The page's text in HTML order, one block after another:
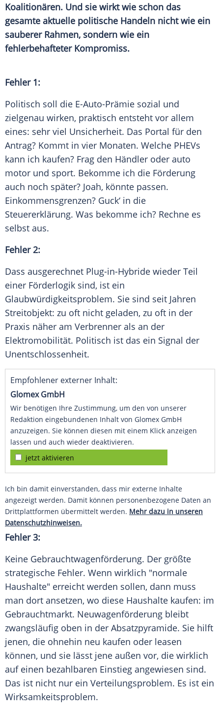
Koalitionären. Und sie wirkt wie schon das
gesamte aktuelle politische Handeln nicht wie ein
sauberer Rahmen, sondern wie ein
fehlerbehafteter Kompromiss.
Fehler 1:
Politisch soll die E-Auto-Prämie sozial und
zielgenau wirken, praktisch entsteht vor allem
eines: sehr viel Unsicherheit. Das Portal für den
Antrag? Kommt in vier Monaten. Welche PHEVs
kann ich kaufen? Frag den Händler oder auto
motor und sport. Bekomme ich die Förderung
auch noch später? Joah, könnte passen.
Einkommensgrenzen? Guck‘ in die
Steuererklärung. Was bekomme ich? Rechne es
selbst aus.
Fehler 2:
Dass ausgerechnet Plug-in-Hybride wieder Teil
einer Förderlogik sind, ist ein
Glaubwürdigkeitsproblem. Sie sind seit Jahren
Streitobjekt: zu oft nicht geladen, zu oft in der
Praxis näher am Verbrenner als an der
Elektromobilität. Politisch ist das ein Signal der
Unentschlossenheit.
Empfohlener externer Inhalt:
Glomex GmbH
Wir benötigen Ihre Zustimmung, um den von unserer
Redaktion eingebundenen Inhalt von Glomex GmbH
anzuzeigen. Sie können diesen mit einem Klick anzeigen
lassen und auch wieder deaktivieren.
jetzt aktivieren
Ich bin damit einverstanden, dass mir externe Inhalte
angezeigt werden. Damit können personenbezogene Daten an
Drittplattformen übermittelt werden. Mehr dazu in unseren
Datenschutzhinweisen.
Fehler 3:
Keine Gebrauchtwagenförderung. Der größte
strategische Fehler. Wenn wirklich "normale
Haushalte" erreicht werden sollen, dann muss
man dort ansetzen, wo diese Haushalte kaufen: im
Gebrauchtmarkt. Neuwagenförderung bleibt
zwangsläufig oben in der Absatzpyramide. Sie hilft
jenen, die ohnehin neu kaufen oder leasen
können, und sie lässt jene außen vor, die wirklich
auf einen bezahlbaren Einstieg angewiesen sind.
Das ist nicht nur ein Verteilungsproblem. Es ist ein
Wirksamkeitsproblem.